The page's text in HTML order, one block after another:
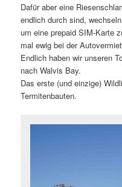
Dafür aber eine
endlich durch sind,
um eine prepaid SIM-Karte
mal ewig bei der
Endlich haben wir unseren
nach Walvis Bay.
Das erste (und einzige)
Termitenbauten.